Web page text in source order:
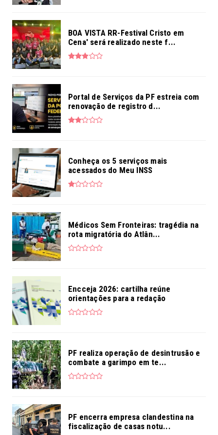
BOA VISTA RR-Festival Cristo em
Cena' será realizado neste f...
Portal de Serviços da PF estreia com
renovação de registro d...
Conheça os 5 serviços mais
acessados do Meu INSS
Médicos Sem Fronteiras: tragédia na
rota migratória do Atlân...
Encceja 2026: cartilha reúne
orientações para a redação
PF realiza operação de desintrusão e
combate a garimpo em te...
PF encerra empresa clandestina na
fiscalização de casas notu...